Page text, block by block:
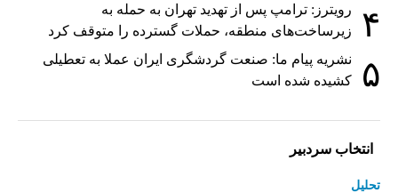
۴
رویترز: ترامپ پس از تهدید تهران به حمله به
زیرساخت‌های منطقه، حملات گسترده را متوقف کرد
۵
نشریه پیام ما: صنعت گردشگری ایران عملا به تعطیلی
کشیده شده است
انتخاب سردبیر
تحلیل